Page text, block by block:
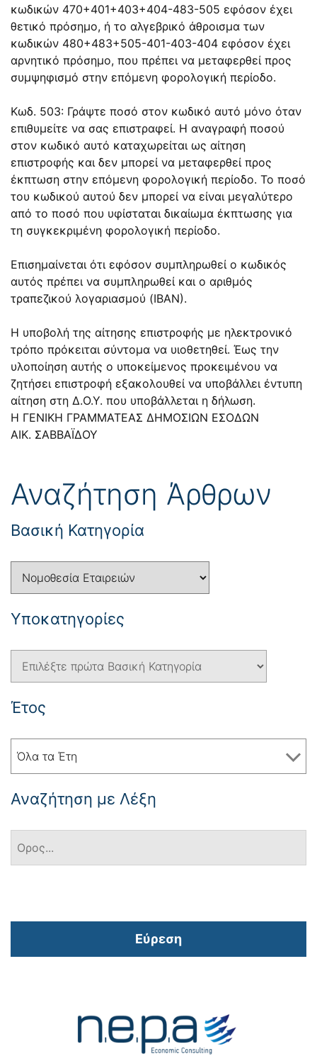
κωδικών 470+401+403+404-483-505 εφόσον έχει
θετικό πρόσημο, ή το αλγεβρικό άθροισμα των
κωδικών 480+483+505-401-403-404 εφόσον έχει
αρνητικό πρόσημο, που πρέπει να μεταφερθεί προς
συμψηφισμό στην επόμενη φορολογική περίοδο.
Κωδ. 503: Γράψτε ποσό στον κωδικό αυτό μόνο όταν
επιθυμείτε να σας επιστραφεί. Η αναγραφή ποσού
στον κωδικό αυτό καταχωρείται ως αίτηση
επιστροφής και δεν μπορεί να μεταφερθεί προς
έκπτωση στην επόμενη φορολογική περίοδο. Το ποσό
του κωδικού αυτού δεν μπορεί να είναι μεγαλύτερο
από το ποσό που υφίσταται δικαίωμα έκπτωσης για
τη συγκεκριμένη φορολογική περίοδο.
Επισημαίνεται ότι εφόσον συμπληρωθεί ο κωδικός
αυτός πρέπει να συμπληρωθεί και ο αριθμός
τραπεζικού λογαριασμού (ΙΒΑΝ).
Η υποβολή της αίτησης επιστροφής με ηλεκτρονικό
τρόπο πρόκειται σύντομα να υιοθετηθεί. Έως την
υλοποίηση αυτής ο υποκείμενος προκειμένου να
ζητήσει επιστροφή εξακολουθεί να υποβάλλει έντυπη
αίτηση στη Δ.Ο.Υ. που υποβάλλεται η δήλωση.
Η ΓΕΝΙΚΗ ΓΡΑΜΜΑΤΕΑΣ ΔΗΜΟΣΙΩΝ ΕΣΟΔΩΝ
ΑΙΚ. ΣΑΒΒΑΪΔΟΥ
Αναζήτηση Άρθρων
Βασική Κατηγορία
Yποκατηγορίες
Έτος
Όλα τα Έτη
Αναζήτηση με Λέξη
Εύρεση
άρθρων